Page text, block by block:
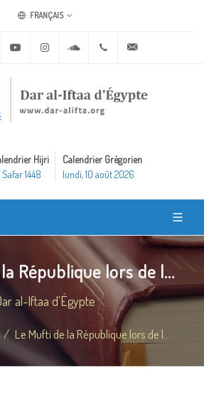
FRANÇAIS
Twitter Youtube Instagram Soundcloud+20 2 25970400
Hijri
Safar 1448
Calendrier Grégorien
lundi, 10 août 2026
République lors de l...
al-Iftaa d'Égypte
Le Mufti de la République lors de l...